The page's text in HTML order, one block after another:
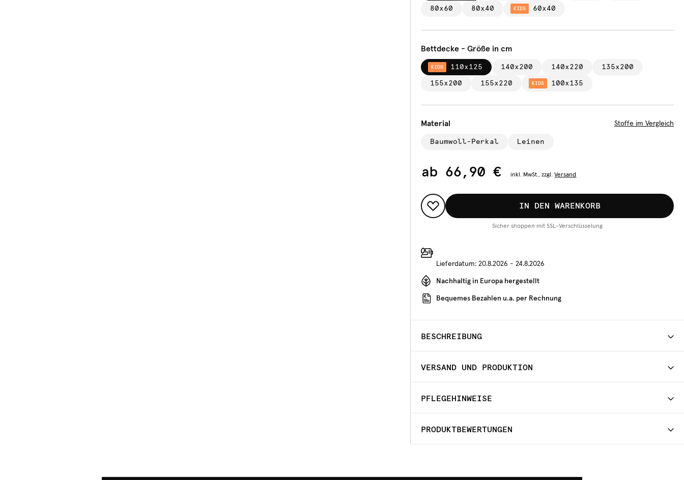
80x60 80x40 KIDS 60x40
Bettdecke - Größe in cm
KIDS 110x125 140x200 140x220 135x200
155x200 155x220 KIDS 100x135
Material Stoffe im Vergleich
Baumwoll-Perkal Leinen
ab 66,90 € inkl. MwSt., zzgl. Versand
IN DEN WARENKORB
Sicher shoppen mit SSL-Verschlüsselung
Lieferdatum: 20.8.2026 - 24.8.2026
Nachhaltig in Europa hergestellt
Bequemes Bezahlen u.a. per Rechnung
BESCHREIBUNG
VERSAND UND PRODUKTION
PFLEGEHINWEISE
PRODUKTBEWERTUNGEN